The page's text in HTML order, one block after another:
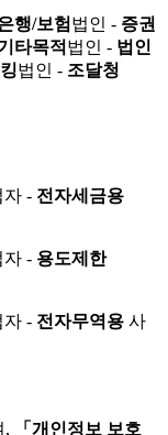
행/보험 법인 - 증권
타목적 법인 - 법인
법인 - 조달청
자 - 전자세금용
자 - 용도제한
자 - 전자무역용 사
,
「개인정보 보호